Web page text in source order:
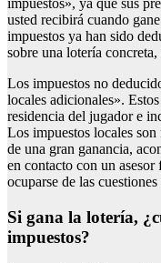
impuestos», ya que sus
usted recibirá cuando
impuestos ya han sido
sobre una lotería
Los impuestos no
locales adicionales».
residencia del jugador e
Los impuestos locales
de una gran ganancia,
en contacto con un
ocuparse de las
Si gana la lotería,
impuestos?